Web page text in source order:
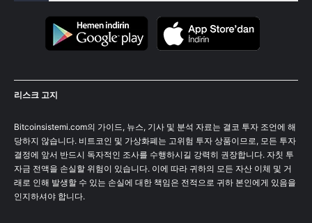
리스크 고지
Bitcoinsistemi.com의 가이드, 뉴스, 기사 및 분석 자료는 결코 투자 조언에 해
당하지 않습니다. 비트코인 및 가상화폐는 고위험 투자 상품이므로, 모든 투자
결정에 앞서 반드시 독자적인 조사를 수행하시길 강력히 권장합니다. 자칫 투
자금 전액을 손실할 위험이 있습니다. 이에 따라 귀하의 모든 자산 이체 및 거
래로 인해 발생할 수 있는 손실에 대한 책임은 전적으로 귀하 본인에게 있음을
인지하셔야 합니다.